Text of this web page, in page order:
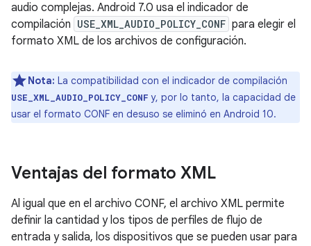
audio complejas. Android 7.0 usa el indicador de
compilación USE_XML_AUDIO_POLICY_CONF para elegir el
formato XML de los archivos de configuración.
Nota: La compatibilidad con el indicador de compilación
USE_XML_AUDIO_POLICY_CONF y, por lo tanto, la capacidad de
usar el formato CONF en desuso se eliminó en Android 10.
Ventajas del formato XML
Al igual que en el archivo CONF, el archivo XML permite
definir la cantidad y los tipos de perfiles de flujo de
entrada y salida, los dispositivos que se pueden usar para